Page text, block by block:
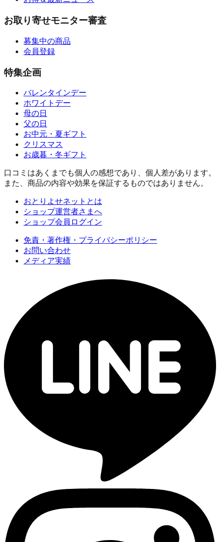
お取り寄せモニター審査
募集中の商品
会員登録
特集企画
バレンタインデー
ホワイトデー
母の日
父の日
お中元・夏ギフト
クリスマス
お歳暮・冬ギフト
口コミはあくまでも個人の感想であり、個人差があります。
また、商品の内容や効果を保証するものではありません。
おとりよせネットとは
ショップ運営者さまへ
ショップ会員ログイン
免責・著作権・プライバシーポリシー
お問い合わせ
メディア実績